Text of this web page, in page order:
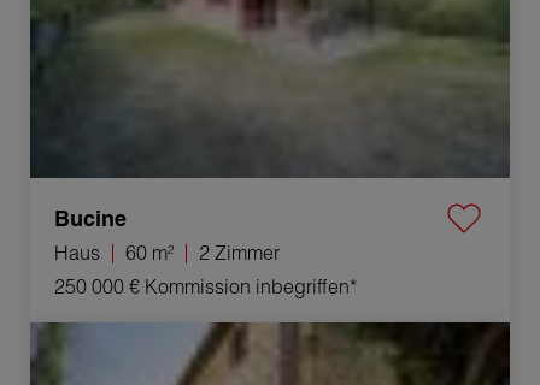
Bucine
Haus 60 m²
2 Zimmer
250 000 € Kommission inbegriffen*
Verkauf Haus Castelnuovo Berardenga 4 Zimmer 100 m²